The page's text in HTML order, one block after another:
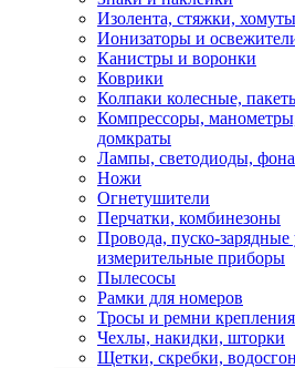
Изолента, стяжки, хомуты
Ионизаторы и
Канистры и воронки
Коврики
Колпаки колесные,
Компрессоры,
домкраты
Лампы, светодиоды,
Ножи
Огнетушители
Перчатки, комбинезоны
Провода, пуско-зарядные
измерительные приборы
Пылесосы
Рамки для номеров
Тросы и ремни крепления
Чехлы, накидки, шторки
Щетки, скребки,